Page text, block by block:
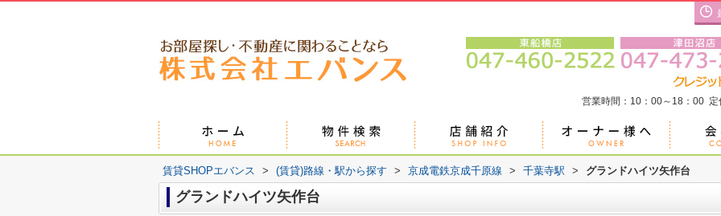
営業時間：10：00～18：00
賃貸SHOPエバンス > (賃貸)路線・駅から探す > 京成電鉄京成千原線 > 千葉寺駅 > グランドハイツ⽮作台
グランドハイツ⽮作台